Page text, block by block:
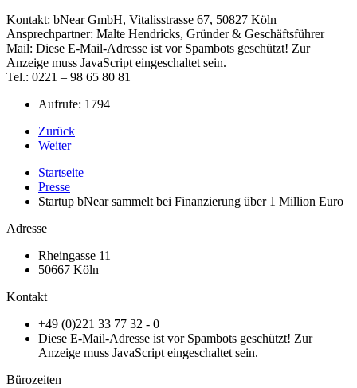
Kontakt: bNear GmbH, Vitalisstrasse 67, 50827 Köln
Ansprechpartner: Malte Hendricks, Gründer & Geschäftsführer
Mail: Diese E-Mail-Adresse ist vor Spambots geschützt! Zur
Anzeige muss JavaScript eingeschaltet sein.
Tel.: 0221 – 98 65 80 81
Aufrufe: 1794
Zurück
Weiter
Startseite
Presse
Startup bNear sammelt bei Finanzierung über 1 Million Euro
Adresse
Rheingasse 11
50667 Köln
Kontakt
+49 (0)221 33 77 32 - 0
Diese E-Mail-Adresse ist vor Spambots geschützt! Zur
Anzeige muss JavaScript eingeschaltet sein.
Bürozeiten